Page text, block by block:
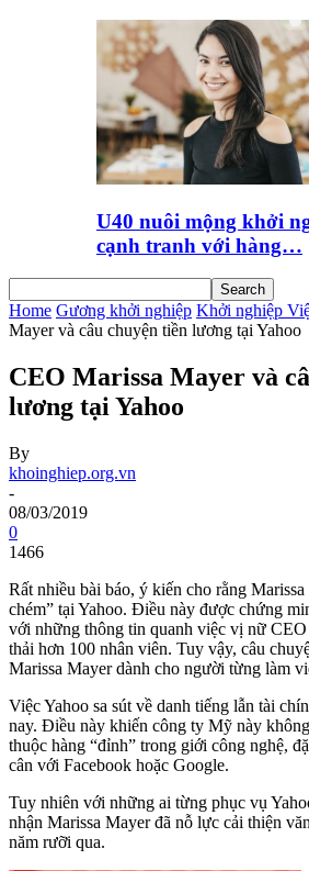
U40 nuôi mộng khởi
cạnh tranh với hàng…
Home Gương khởi nghiệp Khởi nghiệp
Mayer và câu chuyện tiền lương tại Yahoo
CEO Marissa Mayer và
lương tại Yahoo
By
khoinghiep.org.vn
-
08/03/2019
0
1466
Rất nhiều bài báo, ý kiến cho rằng
chém” tại Yahoo. Điều này được chứng
với những thông tin quanh việc vị nữ CEO
thải hơn 100 nhân viên. Tuy vậy, câu
Marissa Mayer dành cho người từng làm
Việc Yahoo sa sút về danh tiếng lẫn tài
nay. Điều này khiến công ty Mỹ này
thuộc hàng “đỉnh” trong giới công nghệ,
cân với Facebook hoặc Google.
Tuy nhiên với những ai từng phục vụ
nhận Marissa Mayer đã nỗ lực cải thiện
năm rưỡi qua.